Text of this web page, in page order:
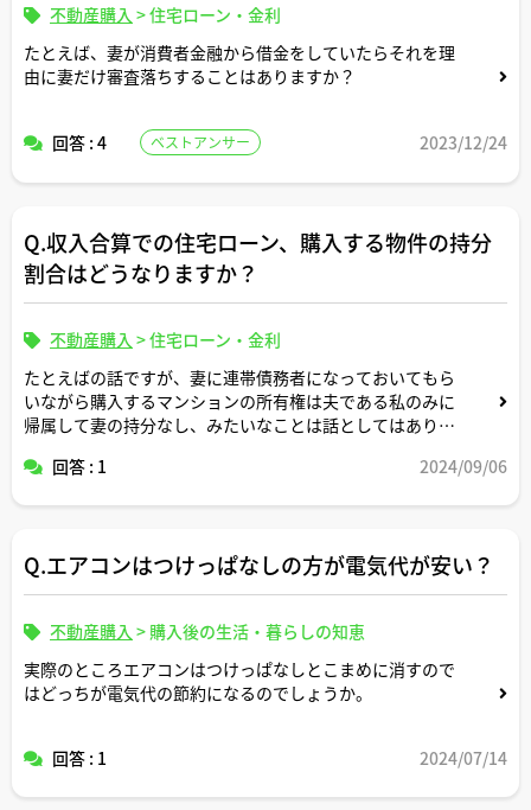
不動産購入 >住宅ローン・金利
たとえば、妻が消費者金融から借金をしていたらそれを理
由に妻だけ審査落ちすることはありますか？
回答 : 4 ベストアンサー 2023/12/24
Q.収入合算での住宅ローン、購入する物件の持分
割合はどうなりますか？
不動産購入 >住宅ローン・金利
たとえばの話ですが、妻に連帯債務者になっておいてもら
いながら購入するマンションの所有権は夫である私のみに
帰属して妻の持分なし、みたいなことは話としてはあり得
ご解説よろしくお願いします。
回答 : 1 2024/09/06
Q.エアコンはつけっぱなしの方が電気代が安い？
不動産購入 > 購入後の生活・暮らしの知恵
実際のところエアコンはつけっぱなしとこまめに消すので
はどっちが電気代の節約になるのでしょうか。
回答 : 1 2024/07/14